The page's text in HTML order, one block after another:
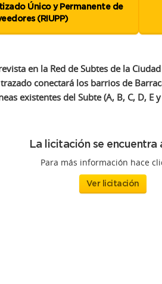
en la Red de Subtes de la
conectará los barrios de
existentes del Subte (A, B, C, D, E
La licitación se encuentra
Para más información hace
Ver licitación